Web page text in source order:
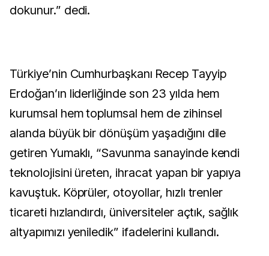
dokunur.” dedi.
Türkiye’nin Cumhurbaşkanı Recep Tayyip
Erdoğan’ın liderliğinde son 23 yılda hem
kurumsal hem toplumsal hem de zihinsel
alanda büyük bir dönüşüm yaşadığını dile
getiren Yumaklı, “Savunma sanayinde kendi
teknolojisini üreten, ihracat yapan bir yapıya
kavuştuk. Köprüler, otoyollar, hızlı trenler
ticareti hızlandırdı, üniversiteler açtık, sağlık
altyapımızı yeniledik” ifadelerini kullandı.